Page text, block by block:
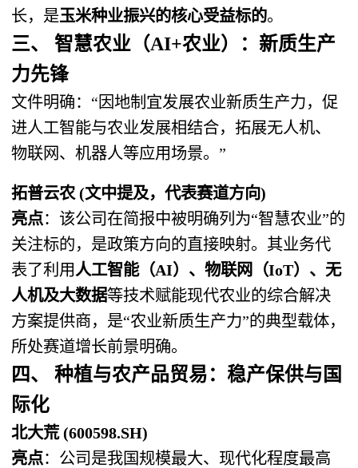
长，是玉米种业振兴的核心受益标的。
三、 智慧农业（AI+农业）：新质生产
力先锋
文件明确：“因地制宜发展农业新质生产力，促
进人工智能与农业发展相结合，拓展无人机、
物联网、机器人等应用场景。”
拓普云农 (文中提及，代表赛道方向)
亮点：该公司在简报中被明确列为“智慧农业”的
关注标的，是政策方向的直接映射。其业务代
表了利用人工智能（AI）、物联网（IoT）、无
人机及大数据等技术赋能现代农业的综合解决
方案提供商，是“农业新质生产力”的典型载体，
所处赛道增长前景明确。
四、 种植与农产品贸易：稳产保供与国
际化
北大荒 (600598.SH)
亮点：公司是我国规模最大、现代化程度最高